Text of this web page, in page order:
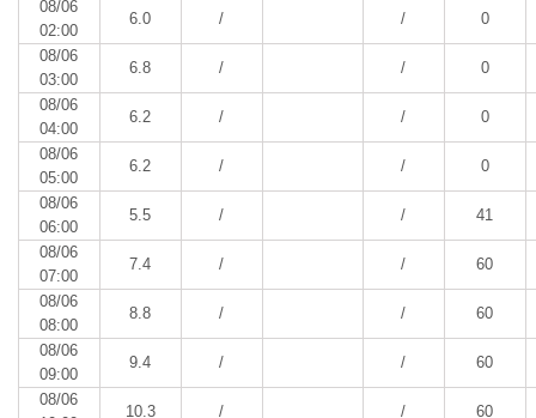
08/06
02:00
6.0 / / 0
08/06
03:00
6.8 / / 0
08/06
04:00
6.2 / / 0
08/06
05:00
6.2 / / 0
08/06
06:00
5.5 / / 41
08/06
07:00
7.4 / / 60
08/06
08:00
8.8 / / 60
08/06
09:00
9.4 / / 60
08/06
10.3 / / 60